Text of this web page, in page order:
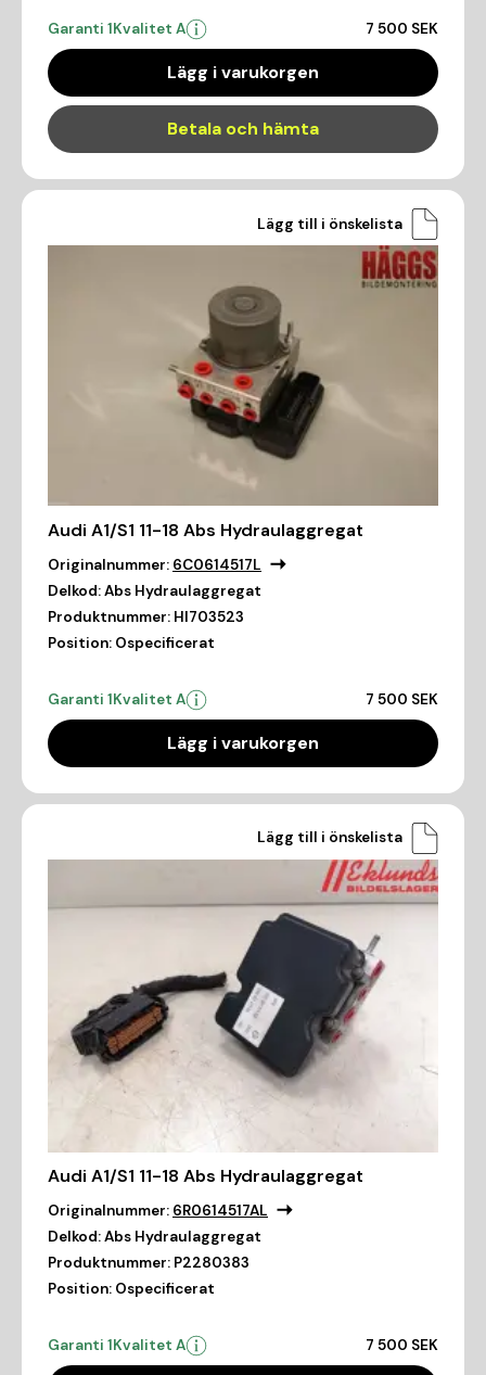
Garanti 1Kvalitet A 7 500 SEK
Lägg i varukorgen
Betala och hämta
Lägg till i önskelista
Audi A1/S1 11-18 Abs Hydraulaggregat
Originalnummer: 6C0614517L
Delkod:Abs Hydraulaggregat
Produktnummer: HI703523
Position: Ospecificerat
Garanti 1Kvalitet A 7 500 SEK
Lägg i varukorgen
Lägg till i önskelista
Audi A1/S1 11-18 Abs Hydraulaggregat
Originalnummer: 6R0614517AL
Delkod:Abs Hydraulaggregat
Produktnummer: P2280383
Position: Ospecificerat
Garanti 1Kvalitet A 7 500 SEK